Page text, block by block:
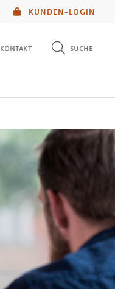
KUNDEN-LOGIN
kontakt suche